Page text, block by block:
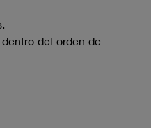
del orden de